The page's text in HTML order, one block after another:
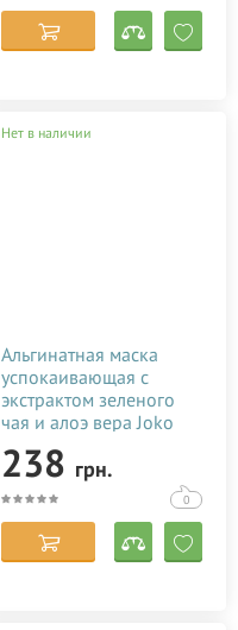
Нет в наличии
Альгинатная маска
успокаивающая с
экстрактом зеленого
чая и алоэ вера Joko
Blend Premium Alginate
Mask 200 г 564291
238 грн.
0